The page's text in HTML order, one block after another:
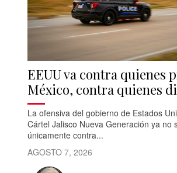
EEUU va contra quienes
México, contra quienes
La ofensiva del gobierno de Estados
Cártel Jalisco Nueva Generación ya no
únicamente contra...
AGOSTO 7, 2026